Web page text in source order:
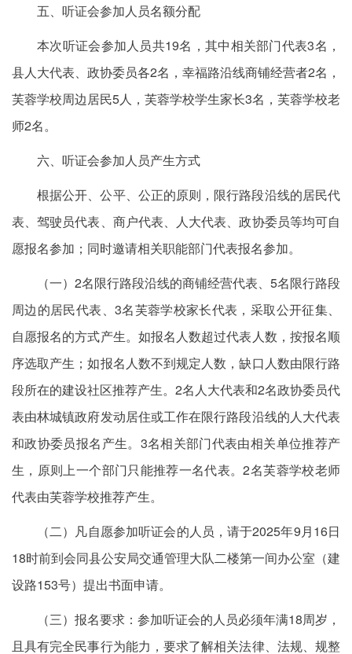
五、听证会参加人员名额分配
本次听证会参加人员共19名，其中相关部门代表3名，
县人大代表、政协委员各2名，幸福路沿线商铺经营者2名，
芙蓉学校周边居民5人，芙蓉学校学生家长3名，芙蓉学校老
师2名。
六、听证会参加人员产生方式
根据公开、公平、公正的原则，限行路段沿线的居民代
表、驾驶员代表、商户代表、人大代表、政协委员等均可自
愿报名参加；同时邀请相关职能部门代表报名参加。
（一）2名限行路段沿线的商铺经营代表、5名限行路段
周边的居民代表、3名芙蓉学校家长代表，采取公开征集、
自愿报名的方式产生。如报名人数超过代表人数，按报名顺
序选取产生；如报名人数不到规定人数，缺口人数由限行路
段所在的建设社区推荐产生。2名人大代表和2名政协委员代
表由林城镇政府发动居住或工作在限行路段沿线的人大代表
和政协委员报名产生。3名相关部门代表由相关单位推荐产
生，原则上一个部门只能推荐一名代表。2名芙蓉学校老师
代表由芙蓉学校推荐产生。
（二）凡自愿参加听证会的人员，请于2025年9月16日
18时前到会同县公安局交通管理大队二楼第一间办公室（建
设路153号）提出书面申请。
（三）报名要求：参加听证会的人员必须年满18周岁，
且具有完全民事行为能力，要求了解相关法律、法规、规整